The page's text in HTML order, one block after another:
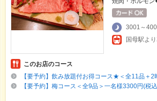
3001～
このお店のコース
【要予約】飲み放題付お得コース★＜全11品＋
【要予約】梅コース＜全9品＞一名様3300円(税